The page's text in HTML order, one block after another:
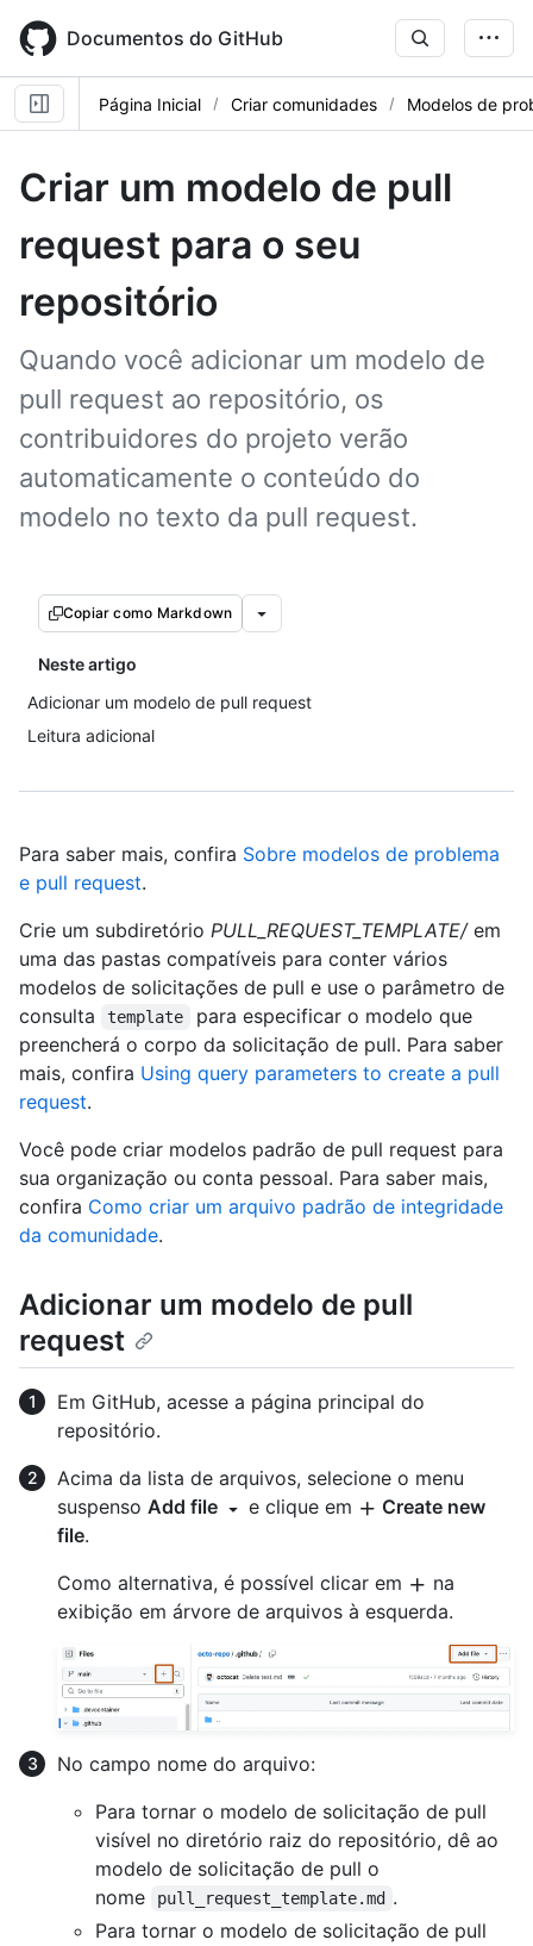
main
content
Documentos do GitHub
Página Inicial Criar comunidades Modelos de
Criar um modelo de pull
request para o seu
repositório
Quando você adicionar um modelo de
pull request ao repositório, os
contribuidores do projeto verão
automaticamente o conteúdo do
modelo no texto da pull request.
Copiar como Markdown
Neste artigo
Adicionar um modelo de pull request
Leitura adicional
Para saber mais, confira Sobre modelos de problema
e pull request.
Crie um subdiretório PULL_REQUEST_TEMPLATE/em
uma das pastas compatíveis para conter vários
modelos de solicitações de pull e use o parâmetro de
consulta
template
para especificar o modelo que
preencherá o corpo da solicitação de pull. Para saber
mais, confira Using query parameters to create a pull
request.
Você pode criar modelos padrão de pull request para
sua organização ou conta pessoal. Para saber mais,
confira Como criar um arquivo padrão de integridade
da comunidade.
Adicionar um modelo de pull
request
Em GitHub, acesse a página principal do
repositório.
Acima da lista de arquivos, selecione o menu
suspenso Add file e clique em
Create new
file.
Como alternativa, é possível clicar em
na
exibição em árvore de arquivos à esquerda.
No campo nome do arquivo:
Para tornar o modelo de solicitação de pull
visível no diretório raiz do repositório, dê ao
modelo de solicitação de pull o
nome
pull_request_template.md .
Para tornar o modelo de solicitação de pull